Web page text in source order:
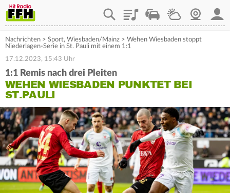
PlaylistStaupilotWetterWebcam
Nachrichten > Sport, Wiesbaden/Mainz > Wehen Wiesbaden stoppt
Niederlagen-Serie in St. Pauli mit einem 1:1
17.12.2023, 15:43 Uhr
1:1 Remis nach drei Pleiten
WEHEN WIESBADEN PUNKTET BEI
ST.PAULI